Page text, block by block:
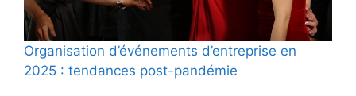
Organisation d’événements d’entreprise en
2025 : tendances post-pandémie